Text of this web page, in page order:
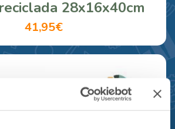
28x16x40cm
41,95€